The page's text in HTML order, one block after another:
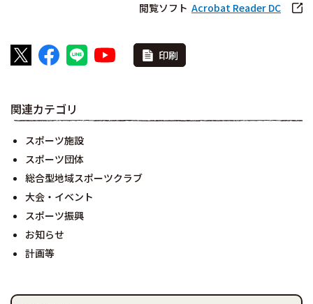
閲覧ソフト Acrobat Reader DC
印刷
関連カテゴリ
スポーツ施設
スポーツ団体
総合型地域スポーツクラブ
大会・イベント
スポーツ振興
お知らせ
計画等